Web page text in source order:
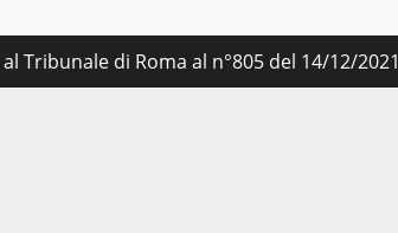
Tribunale di Roma al n°805 del 14/12/2021